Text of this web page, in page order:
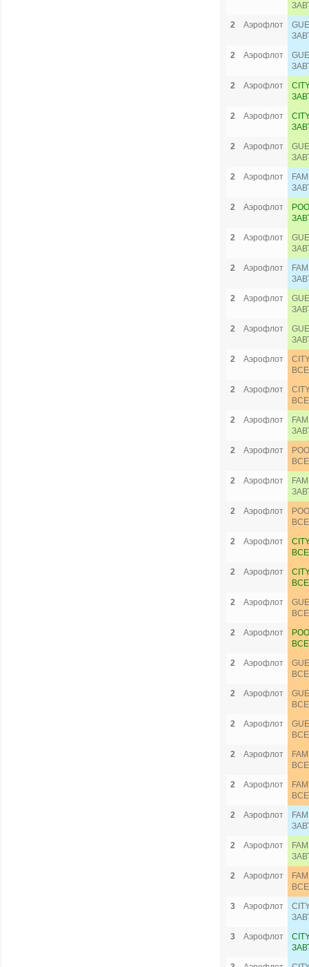
2
Аэрофлот
2
Аэрофлот
2
Аэрофлот
2
Аэрофлот
2
Аэрофлот
2
Аэрофлот
2
Аэрофлот
2
Аэрофлот
2
Аэрофлот
2
Аэрофлот
2
Аэрофлот
2
Аэрофлот
2
Аэрофлот
2
Аэрофлот
2
Аэрофлот
2
Аэрофлот
2
Аэрофлот
2
Аэрофлот
2
Аэрофлот
2
Аэрофлот
2
Аэрофлот
2
Аэрофлот
2
Аэрофлот
2
Аэрофлот
2
Аэрофлот
2
Аэрофлот
2
Аэрофлот
2
Аэрофлот
2
Аэрофлот
3
Аэрофлот
3
Аэрофлот